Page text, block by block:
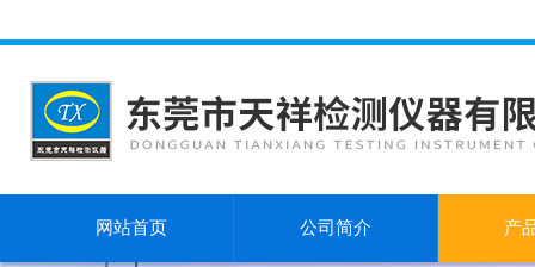
网站首页 公司简介 产